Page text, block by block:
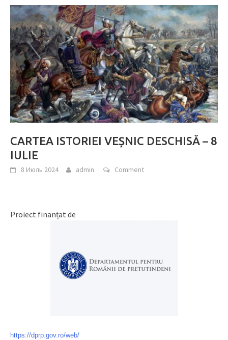
CARTEA ISTORIEI VEȘNIC DESCHISĂ – 8
IULIE
8 Июль 2024 admin Comment
Proiect finanțat de
https://dprp.gov.ro/web/